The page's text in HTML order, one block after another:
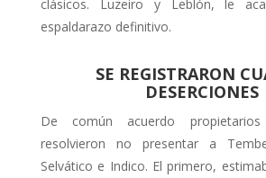
clásicos. Luzeiro y Leblón, le
espaldara­zo definitivo.
SE REGISTRARON
DESERCIONES
De común acuerdo
resolvieron no presentar a
Selvático e Indico. El primero,